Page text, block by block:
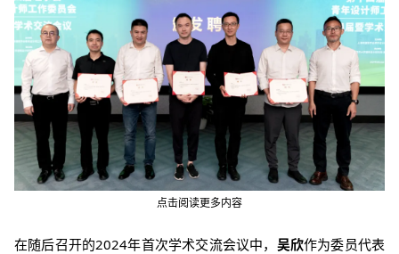
点击阅读更多内容
在随后召开的2024年首次学术交流会议中， 吴欣作为委员代表